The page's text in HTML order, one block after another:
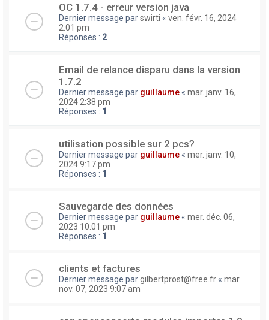
OC 1.7.4 - erreur version java
Dernier message parswirti « ven. févr. 16, 2024
2:01 pm
Réponses : 2
Email de relance disparu dans la version
1.7.2
Dernier message par guillaume « mar. janv. 16,
2024 2:38 pm
Réponses : 1
utilisation possible sur 2 pcs?
Dernier message par guillaume « mer. janv. 10,
2024 9:17 pm
Réponses : 1
Sauvegarde des données
Dernier message par guillaume « mer. déc. 06,
2023 10:01 pm
Réponses : 1
clients et factures
Dernier message pargilbertprost@free.fr « mar.
nov. 07, 2023 9:07 am